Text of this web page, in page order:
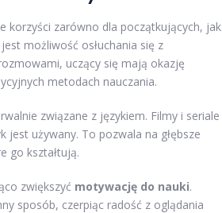
korzyści zarówno dla początkujących, jak
możliwość osłuchania się z
uczący się mają okazję
metodach nauczania.
związane z językiem. Filmy i seriale
używany. To pozwala na głębsze
go kształtują.
zwiększyć motywację do nauki.
sposób, czerpiąc radość z oglądania